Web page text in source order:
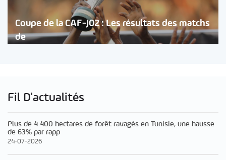
Coupe de la CAF-J02 : Les résultats des matchs
de
Fil D'actualités
Plus de 4 400 hectares de forêt ravagés en Tunisie, une hausse
de 63% par rapp
24-07-2026